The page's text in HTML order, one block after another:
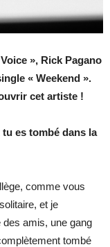
», Rick Pagano
« Weekend ».
cet artiste !
es tombé dans la
comme vous
et je
amis, une gang
tombé